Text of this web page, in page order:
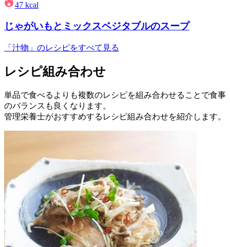
47 kcal
じゃがいもとミックスベジタブルのスープ
「汁物」のレシピをすべて見る
レシピ組み合わせ
単品で食べるよりも複数のレシピを組み合わせることで食事
のバランスも良くなります。
管理栄養士がおすすめするレシピ組み合わせを紹介します。